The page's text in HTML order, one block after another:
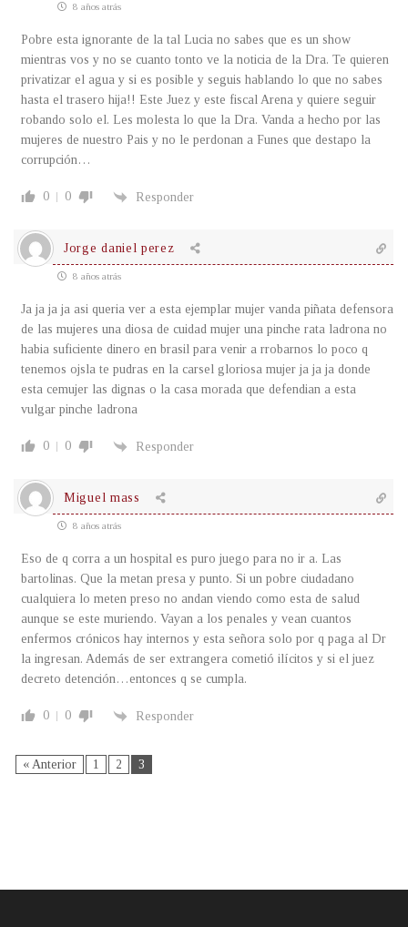
8 años atrás
Pobre esta ignorante de la tal Lucia no sabes que es un show
mientras vos y no se cuanto tonto ve la noticia de la Dra. Te quieren
privatizar el agua y si es posible y seguis hablando lo que no sabes
hasta el trasero hija!! Este Juez y este fiscal Arena y quiere seguir
robando solo el. Les molesta lo que la Dra. Vanda a hecho por las
mujeres de nuestro Pais y no le perdonan a Funes que destapo la
corrupción…
0 0 Responder
Jorge daniel perez
8 años atrás
Ja ja ja ja asi queria ver a esta ejemplar mujer vanda piñata defensora
de las mujeres una diosa de cuidad mujer una pinche rata ladrona no
habia suficiente dinero en brasil para venir a rrobarnos lo poco q
tenemos ojsla te pudras en la carsel gloriosa mujer ja ja ja donde
esta cemujer las dignas o la casa morada que defendian a esta
vulgar pinche ladrona
0 0 Responder
Miguel mass
8 años atrás
Eso de q corra a un hospital es puro juego para no ir a. Las
bartolinas. Que la metan presa y punto. Si un pobre ciudadano
cualquiera lo meten preso no andan viendo como esta de salud
aunque se este muriendo. Vayan a los penales y vean cuantos
enfermos crónicos hay internos y esta señora solo por q paga al Dr
la ingresan. Además de ser extrangera cometió ilícitos y si el juez
decreto detención…entonces q se cumpla.
0 0 Responder
« Anterior 1 2 3